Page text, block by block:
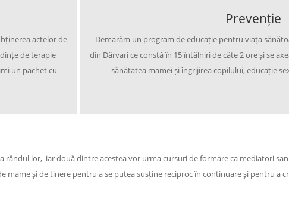
actelor de
de terapie
un pachet cu
Prevenție
Demarăm un program de educație pentru viața
din Dârvari ce constă în 15 întâlniri de câte 2 ore și se
sănătatea mamei și îngrijirea copilului, educație
lor, iar două dintre acestea vor urma cursuri de formare ca mediatori
și de tinere pentru a se putea susține reciproc în continuare și pentru a